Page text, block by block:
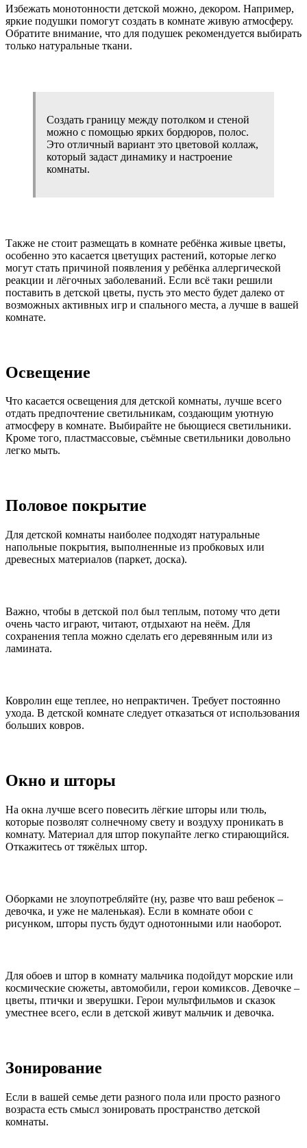
Избежать монотонности детской можно, декором. Например,
яркие подушки помогут создать в комнате живую атмосферу.
Обратите внимание, что для подушек рекомендуется выбирать
только натуральные ткани.
Создать границу между потолком и стеной
можно с помощью ярких бордюров, полос.
Это отличный вариант это цветовой коллаж,
который задаст динамику и настроение
комнаты.
Также не стоит размещать в комнате ребёнка живые цветы,
особенно это касается цветущих растений, которые легко
могут стать причиной появления у ребёнка аллергической
реакции и лёгочных заболеваний. Если всё таки решили
поставить в детской цветы, пусть это место будет далеко от
возможных активных игр и спального места, а лучше в вашей
комнате.
Освещение
Что касается освещения для детской комнаты, лучше всего
отдать предпочтение светильникам, создающим уютную
атмосферу в комнате. Выбирайте не бьющиеся светильники.
Кроме того, пластмассовые, съёмные светильники довольно
легко мыть.
Половое покрытие
Для детской комнаты наиболее подходят натуральные
напольные покрытия, выполненные из пробковых или
древесных материалов (паркет, доска).
Важно, чтобы в детской пол был теплым, потому что дети
очень часто играют, читают, отдыхают на неём. Для
сохранения тепла можно сделать его деревянным или из
ламината.
Ковролин еще теплее, но непрактичен. Требует постоянно
ухода. В детской комнате следует отказаться от использования
больших ковров.
Окно и шторы
На окна лучше всего повесить лёгкие шторы или тюль,
которые позволят солнечному свету и воздуху проникать в
комнату. Материал для штор покупайте легко стирающийся.
Откажитесь от тяжёлых штор.
Оборками не злоупотребляйте (ну, разве что ваш ребенок –
девочка, и уже не маленькая). Если в комнате обои с
рисунком, шторы пусть будут однотонными или наоборот.
Для обоев и штор в комнату мальчика подойдут морские или
космические сюжеты, автомобили, герои комиксов. Девочке –
цветы, птички и зверушки. Герои мультфильмов и сказок
уместнее всего, если в детской живут мальчик и девочка.
Зонирование
Если в вашей семье дети разного пола или просто разного
возраста есть смысл зонировать пространство детской
комнаты.